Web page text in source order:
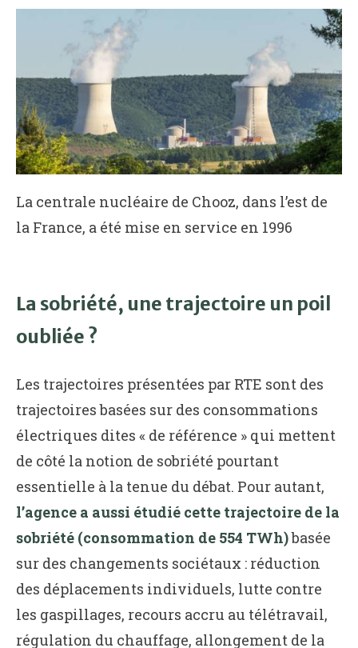
La centrale nucléaire de Chooz, dans l’est de
la France, a été mise en service en 1996
La sobriété, une trajectoire un poil
oubliée ?
Les trajectoires présentées par RTE sont des
trajectoires basées sur des consommations
électriques dites « de référence » qui mettent
de côté la notion de sobriété pourtant
essentielle à la tenue du débat. Pour autant,
l’agence a aussi étudié cette trajectoire de la
sobriété (consommation de 554 TWh)basée
sur des changements sociétaux : réduction
des déplacements individuels, lutte contre
les gaspillages, recours accru au télétravail,
régulation du chauffage, allongement de la